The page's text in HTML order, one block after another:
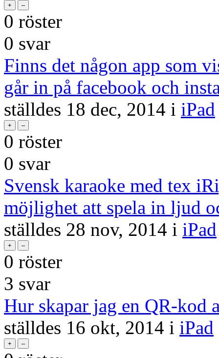
0 röster
0 svar
Finns det någon app som
går in på facebook och
ställdes 18 dec, 2014 i iPad
0 röster
0 svar
Svensk karaoke med tex
möjlighet att spela in ljud
ställdes 28 nov, 2014 i iPad
0 röster
3 svar
Hur skapar jag en QR-kod
ställdes 16 okt, 2014 i iPad